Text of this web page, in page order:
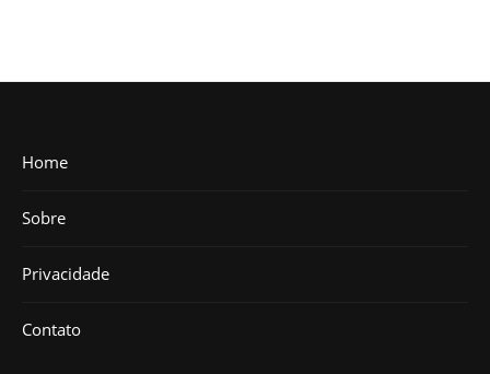
Home
Sobre
Privacidade
Contato